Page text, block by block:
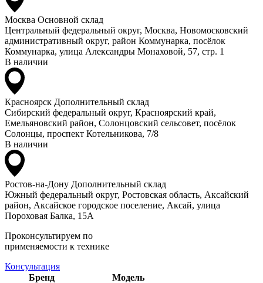
Москва Основной склад
Центральный федеральный округ, Москва, Новомосковский
административный округ, район Коммунарка, посёлок
Коммунарка, улица Александры Монаховой, 57, стр. 1
В наличии
Красноярск Дополнительный склад
Сибирский федеральный округ, Красноярский край,
Емельяновский район, Солонцовский сельсовет, посёлок
Солонцы, проспект Котельникова, 7/8
В наличии
Ростов-на-Дону Дополнительный склад
Южный федеральный округ, Ростовская область, Аксайский
район, Аксайское городское поселение, Аксай, улица
Пороховая Балка, 15А
Проконсультируем по
применяемости к технике
Консультация
Бренд
Модель